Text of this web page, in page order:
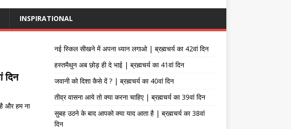
INSPIRATIONAL
दिन
और हम ना
नई स्किल सीखने में अपना ध्यान लगाओ | ब्रह्मचर्य का 42वां दिन
हस्तमैथुन अब छोड़ ही दे भाई | ब्रह्मचर्य का 41वां दिन
जवानी को दिशा कैसे दें ? | ब्रह्मचर्य का 40वां दिन
तीव्र वासना आये तो क्या करना चाहिए | ब्रह्मचर्य का 39वां दिन
सुबह उठने के बाद आपको क्या याद आता है | ब्रह्मचर्य का 38वां
दिन